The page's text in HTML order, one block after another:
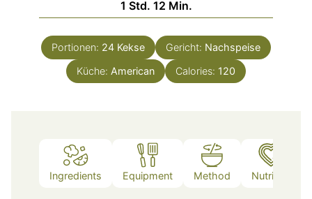
1 Stunde
Std. 12Minuten
Min.
Portionen: 24 Kekse Gericht: Nachspeise
Küche: American Calories: 120
Ingredients Equipment Method Nutrition